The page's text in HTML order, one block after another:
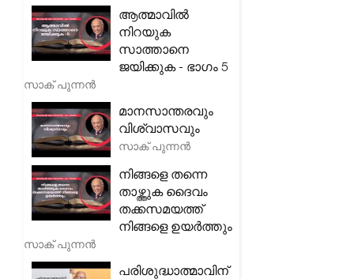
ആത്മാവിൽ
നിറയുക
സാത്താനെ
ജയിക്കുക - ഭാഗം 5
സാക് പുന്നൻ
മാനസാന്തരവും
വിശ്വാസവും
സാക് പുന്നൻ
നിങ്ങളെ തന്നെ
താഴ്ത്തുക ദൈവം
തക്കസമയത്ത്
നിങ്ങളെ ഉയർത്തും
സാക് പുന്നൻ
പരിശുദ്ധാത്മാവിന്